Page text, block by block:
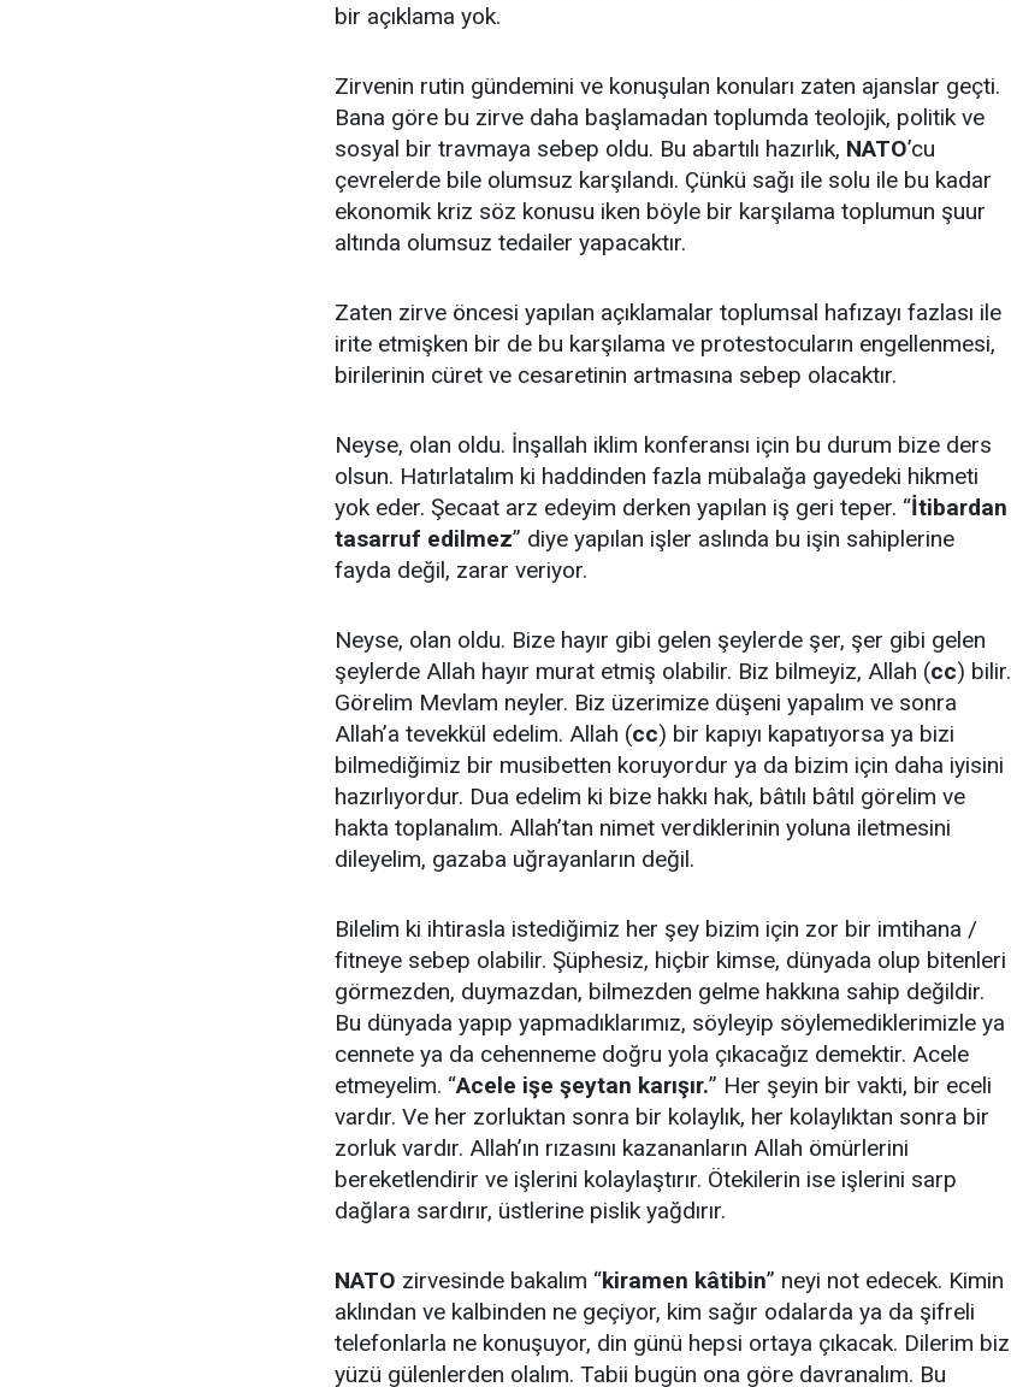
bir açıklama yok.
Zirvenin rutin gündemini ve konuşulan konuları zaten ajanslar geçti.
Bana göre bu zirve daha başlamadan toplumda teolojik, politik ve
sosyal bir travmaya sebep oldu. Bu abartılı hazırlık, NATO’cu
çevrelerde bile olumsuz karşılandı. Çünkü sağı ile solu ile bu kadar
ekonomik kriz söz konusu iken böyle bir karşılama toplumun şuur
altında olumsuz tedailer yapacaktır.
Zaten zirve öncesi yapılan açıklamalar toplumsal hafızayı fazlası ile
irite etmişken bir de bu karşılama ve protestocuların engellenmesi,
birilerinin cüret ve cesaretinin artmasına sebep olacaktır.
Neyse, olan oldu. İnşallah iklim konferansı için bu durum bize ders
olsun. Hatırlatalım ki haddinden fazla mübalağa gayedeki hikmeti
yok eder. Şecaat arz edeyim derken yapılan iş geri teper. “İtibardan
tasarruf edilmez” diye yapılan işler aslında bu işin sahiplerine
fayda değil, zarar veriyor.
Neyse, olan oldu. Bize hayır gibi gelen şeylerde şer, şer gibi gelen
şeylerde Allah hayır murat etmiş olabilir. Biz bilmeyiz, Allah (cc) bilir.
Görelim Mevlam neyler. Biz üzerimize düşeni yapalım ve sonra
Allah’a tevekkül edelim. Allah (cc) bir kapıyı kapatıyorsa ya bizi
bilmediğimiz bir musibetten koruyordur ya da bizim için daha iyisini
hazırlıyordur. Dua edelim ki bize hakkı hak, bâtılı bâtıl görelim ve
hakta toplanalım. Allah’tan nimet verdiklerinin yoluna iletmesini
dileyelim, gazaba uğrayanların değil.
Bilelim ki ihtirasla istediğimiz her şey bizim için zor bir imtihana /
fitneye sebep olabilir. Şüphesiz, hiçbir kimse, dünyada olup bitenleri
görmezden, duymazdan, bilmezden gelme hakkına sahip değildir.
Bu dünyada yapıp yapmadıklarımız, söyleyip söylemediklerimizle ya
cennete ya da cehenneme doğru yola çıkacağız demektir. Acele
etmeyelim. “Acele işe şeytan karışır.” Her şeyin bir vakti, bir eceli
vardır. Ve her zorluktan sonra bir kolaylık, her kolaylıktan sonra bir
zorluk vardır. Allah’ın rızasını kazananların Allah ömürlerini
bereketlendirir ve işlerini kolaylaştırır. Ötekilerin ise işlerini sarp
dağlara sardırır, üstlerine pislik yağdırır.
NATO zirvesinde bakalım “kiramen kâtibin” neyi not edecek. Kimin
aklından ve kalbinden ne geçiyor, kim sağır odalarda ya da şifreli
telefonlarla ne konuşuyor, din günü hepsi ortaya çıkacak. Dilerim biz
yüzü gülenlerden olalım. Tabii bugün ona göre davranalım. Bu